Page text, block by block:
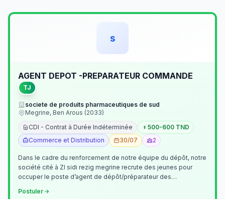
s
AGENT DEPOT -PREPARATEUR COMMANDE
TJ
societe de produits pharmaceutiques de sud
Megrine, Ben Arous (2033)
CDI - Contrat à Durée Indéterminée
500-600 TND
Commerce et Distribution
30/07 2
Dans le cadre du renforcement de notre équipe du dépôt, notre
société cité à ZI sidi rezig megrine recrute des jeunes pour
occuper le poste d’agent de dépôt/préparateur des
Postuler